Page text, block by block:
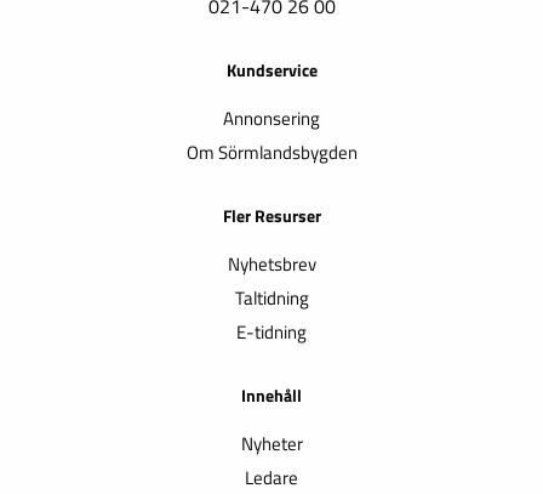
021-470 26 00
Kundservice
Annonsering
Om Sörmlandsbygden
Fler Resurser
Nyhetsbrev
Taltidning
E-tidning
Innehåll
Nyheter
Ledare